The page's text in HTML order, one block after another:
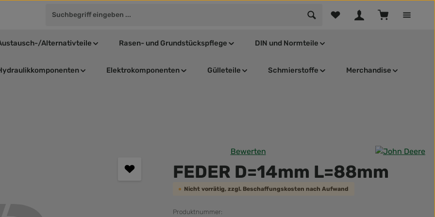
Du hast 0 Produkte auf dem
Alternativteile Rasen- und Grundstückspflege DIN und Normteile
Elektrokomponenten Gülleteile Schmierstoffe Merchandise
Bewerten
FEDER D=14mm L=88mm
Nicht vorrätig, zzgl. Beschaffungskosten nach Aufwand
Produktnummer: